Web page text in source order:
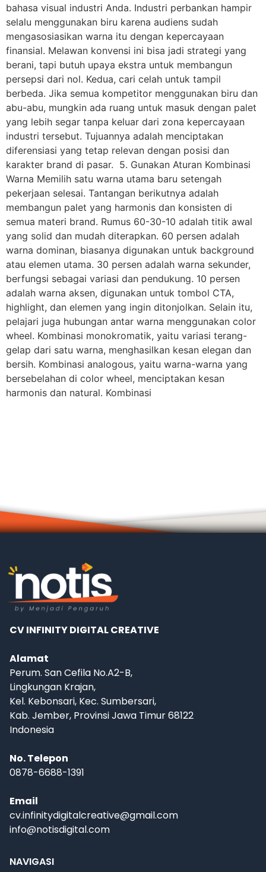
bahasa visual industri Anda. Industri perbankan hampir
selalu menggunakan biru karena audiens sudah
mengasosiasikan warna itu dengan kepercayaan
finansial. Melawan konvensi ini bisa jadi strategi yang
berani, tapi butuh upaya ekstra untuk membangun
persepsi dari nol. Kedua, cari celah untuk tampil
berbeda. Jika semua kompetitor menggunakan biru dan
abu-abu, mungkin ada ruang untuk masuk dengan palet
yang lebih segar tanpa keluar dari zona kepercayaan
industri tersebut. Tujuannya adalah menciptakan
diferensiasi yang tetap relevan dengan posisi dan
karakter brand di pasar. 5. Gunakan Aturan Kombinasi
Warna Memilih satu warna utama baru setengah
pekerjaan selesai. Tantangan berikutnya adalah
membangun palet yang harmonis dan konsisten di
semua materi brand. Rumus 60-30-10 adalah titik awal
yang solid dan mudah diterapkan. 60 persen adalah
warna dominan, biasanya digunakan untuk background
atau elemen utama. 30 persen adalah warna sekunder,
berfungsi sebagai variasi dan pendukung. 10 persen
adalah warna aksen, digunakan untuk tombol CTA,
highlight, dan elemen yang ingin ditonjolkan. Selain itu,
pelajari juga hubungan antar warna menggunakan color
wheel. Kombinasi monokromatik, yaitu variasi terang-
gelap dari satu warna, menghasilkan kesan elegan dan
bersih. Kombinasi analogous, yaitu warna-warna yang
bersebelahan di color wheel, menciptakan kesan
harmonis dan natural. Kombinasi
CV INFINITY DIGITAL CREATIVE
Alamat
Perum. San Cefila No.A2-B,
Lingkungan Krajan,
Kel. Kebonsari, Kec. Sumbersari,
Kab. Jember, Provinsi Jawa Timur 68122
Indonesia
No. Telepon
0878-6688-1391
Email
cv.infinitydigitalcreative@gmail.com
info@notisdigital.com
NAVIGASI